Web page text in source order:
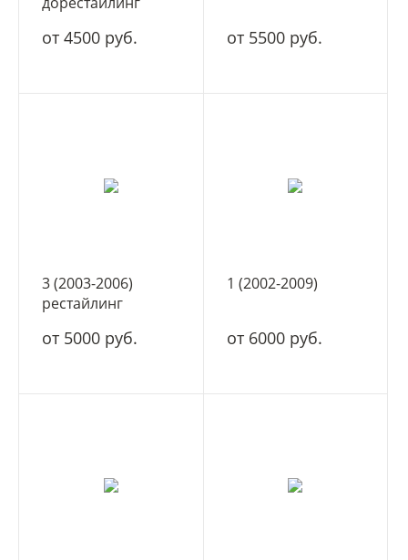
от 4500 руб. от 5500 руб.
3 (2003-2006)
рестайлинг
от 5000 руб.
1 (2002-2009)
от 6000 руб.